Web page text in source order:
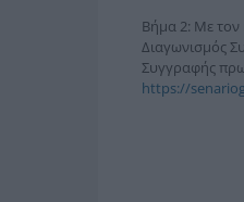
Βήμα 2: Με τον
Διαγωνισμός
Συγγραφής
https://